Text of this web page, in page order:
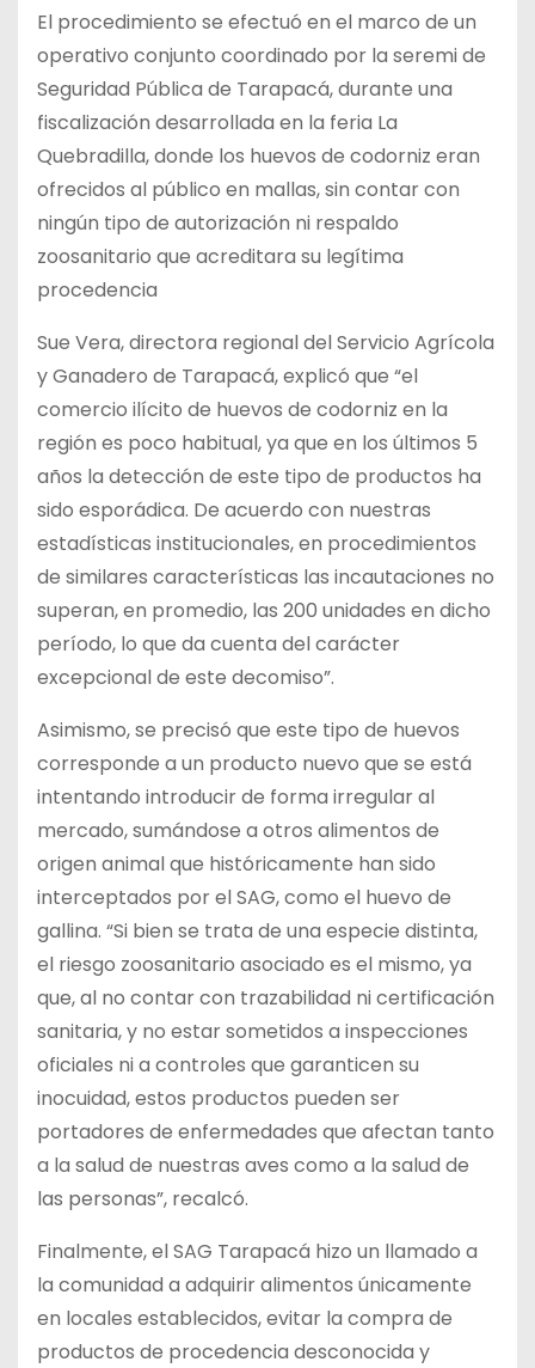
El procedimiento se efectuó en el marco de un
operativo conjunto coordinado por la seremi de
Seguridad Pública de Tarapacá, durante una
fiscalización desarrollada en la feria La
Quebradilla, donde los huevos de codorniz eran
ofrecidos al público en mallas, sin contar con
ningún tipo de autorización ni respaldo
zoosanitario que acreditara su legítima
procedencia
Sue Vera, directora regional del Servicio Agrícola
y Ganadero de Tarapacá, explicó que “el
comercio ilícito de huevos de codorniz en la
región es poco habitual, ya que en los últimos 5
años la detección de este tipo de productos ha
sido esporádica. De acuerdo con nuestras
estadísticas institucionales, en procedimientos
de similares características las incautaciones no
superan, en promedio, las 200 unidades en dicho
período, lo que da cuenta del carácter
excepcional de este decomiso”.
Asimismo, se precisó que este tipo de huevos
corresponde a un producto nuevo que se está
intentando introducir de forma irregular al
mercado, sumándose a otros alimentos de
origen animal que históricamente han sido
interceptados por el SAG, como el huevo de
gallina. “Si bien se trata de una especie distinta,
el riesgo zoosanitario asociado es el mismo, ya
que, al no contar con trazabilidad ni certificación
sanitaria, y no estar sometidos a inspecciones
oficiales ni a controles que garanticen su
inocuidad, estos productos pueden ser
portadores de enfermedades que afectan tanto
a la salud de nuestras aves como a la salud de
las personas”, recalcó.
Finalmente, el SAG Tarapacá hizo un llamado a
la comunidad a adquirir alimentos únicamente
en locales establecidos, evitar la compra de
productos de procedencia desconocida y